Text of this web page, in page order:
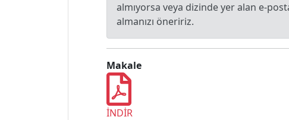
almıyorsa veya dizinde yer alan e-
almanızı öneririz.
Makale
İNDİR